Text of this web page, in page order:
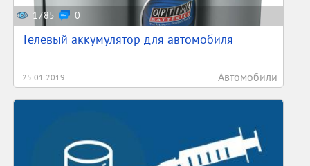
1785 0
Гелевый аккумулятор для автомобиля
25.01.2019 Автомобили